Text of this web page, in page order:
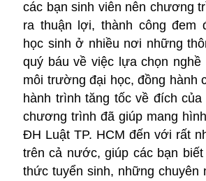
các bạn sinh viên nên chương
ra thuận lợi, thành công đem
học sinh ở nhiều nơi những
quý báu về việc lựa chọn nghề
môi trường đại học, đồng hành
hành trình tăng tốc về đích
chương trình đã giúp mang
ĐH Luật TP. HCM đến với rất
trên cả nước, giúp các bạn
thức tuyển sinh, những chuyên